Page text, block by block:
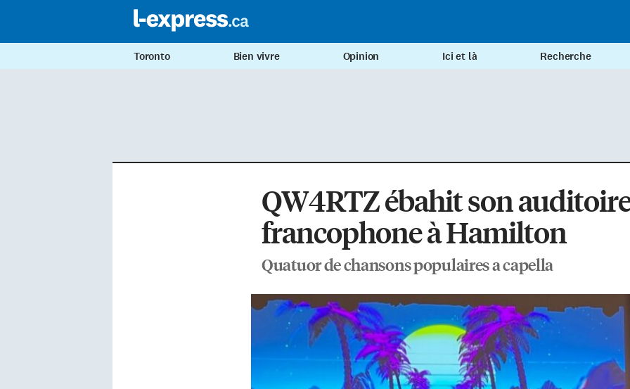
Toronto Bien vivre Opinion Ici et là Recherche
QW4RTZ ébahit son
francophone à Hamilton
Quatuor de chansons populaires a capella